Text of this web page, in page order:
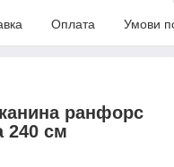
Оплата Умови
ранфорс
240 см